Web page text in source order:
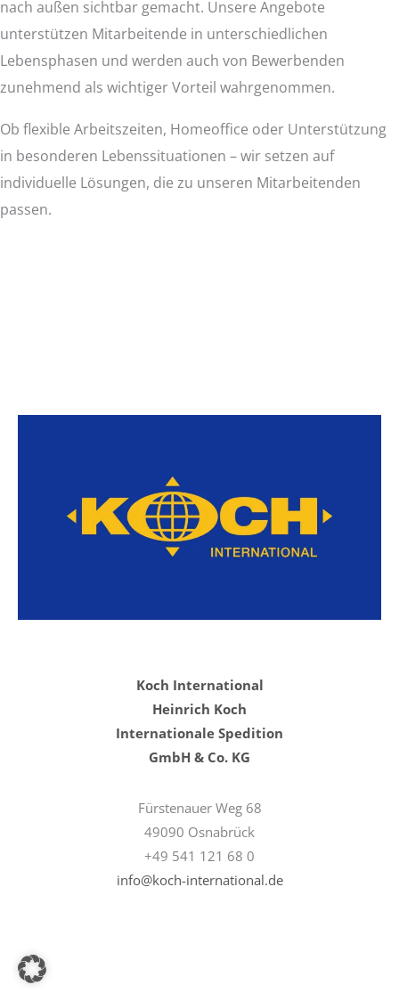
nach außen sichtbar gemacht. Unsere Angebote
unterstützen Mitarbeitende in unterschiedlichen
Lebensphasen und werden auch von Bewerbenden
zunehmend als wichtiger Vorteil wahrgenommen.
Ob flexible Arbeitszeiten, Homeoffice oder Unterstützung
in besonderen Lebenssituationen – wir setzen auf
individuelle Lösungen, die zu unseren Mitarbeitenden
passen.
Koch International
Heinrich Koch
Internationale Spedition
GmbH & Co. KG
Fürstenauer Weg 68
49090 Osnabrück
+49 541 121 68 0
info@koch-international.de